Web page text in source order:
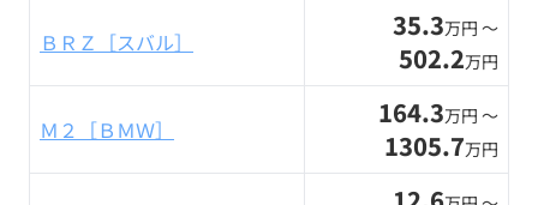
ＢＲＺ［スバル］ 35.3万円 〜
502.2万円
Ｍ２［ＢＭＷ］ 164.3万円 〜
1305.7万円